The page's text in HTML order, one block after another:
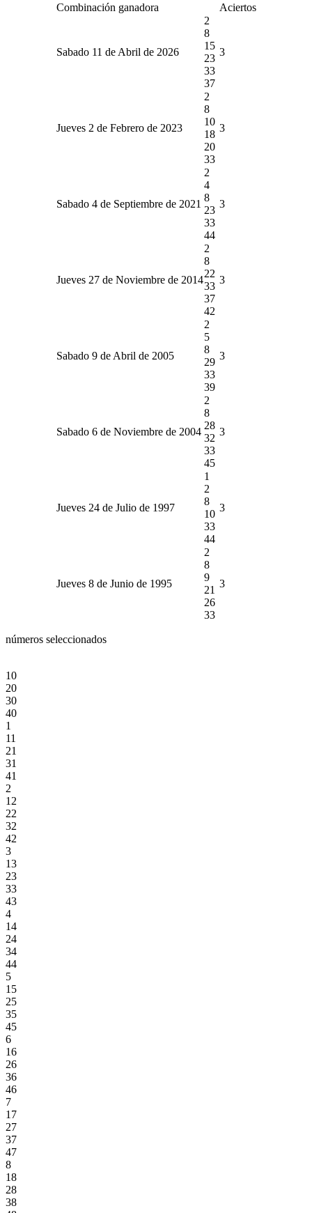
Combinación ganadora Aciertos
Sabado 11 de Abril de 2026
2
8
15
23
33
37
3
Jueves 2 de Febrero de 2023
2
8
10
18
20
33
3
Sabado 4 de Septiembre de 2021
2
4
8
23
33
44
3
Jueves 27 de Noviembre de 2014
2
8
22
33
37
42
3
Sabado 9 de Abril de 2005
2
5
8
29
33
39
3
Sabado 6 de Noviembre de 2004
2
8
28
32
33
45
3
Jueves 24 de Julio de 1997
1
2
8
10
33
44
3
Jueves 8 de Junio de 1995
2
8
9
21
26
33
3
números seleccionados
10
20
30
40
1
11
21
31
41
2
12
22
32
42
3
13
23
33
43
4
14
24
34
44
5
15
25
35
45
6
16
26
36
46
7
17
27
37
47
8
18
28
38